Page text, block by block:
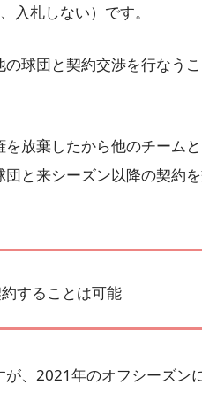
札しない）です。
球団と契約交渉を行なう
放棄したから他のチーム
と来シーズン以降の契約
することは可能
、2021年のオフシーズン